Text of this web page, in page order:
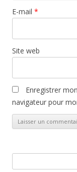
E-mail *
Site web
Enregistrer
navigateur pour